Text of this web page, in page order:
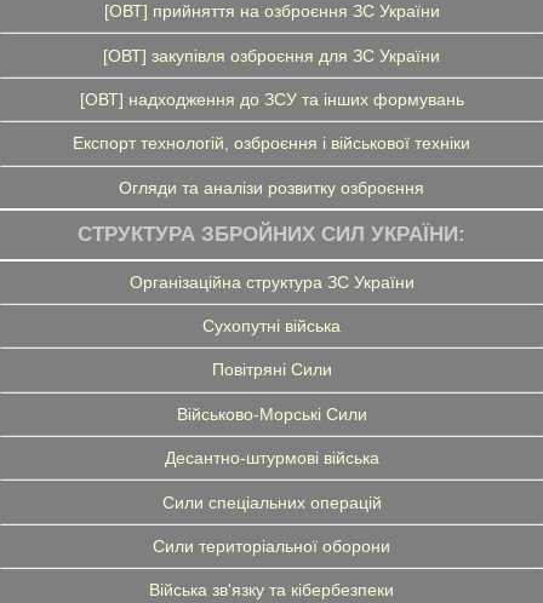
[ОВТ] прийняття на озброєння ЗС України
[ОВТ] закупівля озброєння для ЗС України
[ОВТ] надходження до ЗСУ та інших формувань
Експорт технологій, озброєння і військової техніки
Огляди та аналізи розвитку озброєння
СТРУКТУРА ЗБРОЙНИХ СИЛ УКРАЇНИ:
Організаційна структура ЗС України
Сухопутні війська
Повітряні Сили
Військово-Морські Сили
Десантно-штурмові війська
Сили спеціальних операцій
Сили територіальної оборони
Війська зв'язку та кібербезпеки